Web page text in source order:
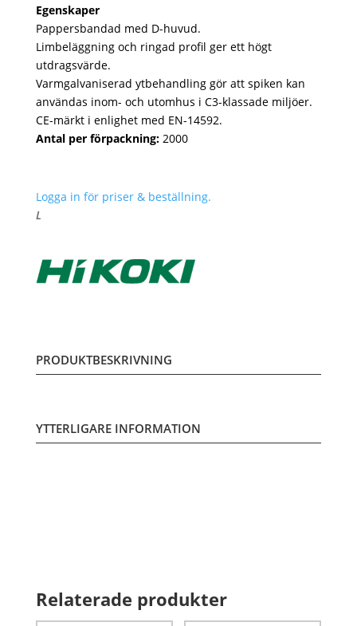
Egenskaper
Pappersbandad med D-huvud.
Limbeläggning och ringad profil ger ett högt
utdragsvärde.
Varmgalvaniserad ytbehandling gör att spiken kan
användas inom- och utomhus i C3-klassade miljöer.
CE-märkt i enlighet med EN-14592.
Antal per förpackning:2000
Logga in för priser & beställning.
L
PRODUKTBESKRIVNING
YTTERLIGARE INFORMATION
Relaterade produkter